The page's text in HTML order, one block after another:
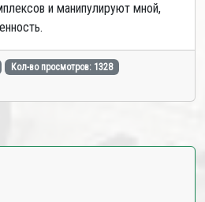
и манипулируют мной,
Кол-во просмотров: 1328